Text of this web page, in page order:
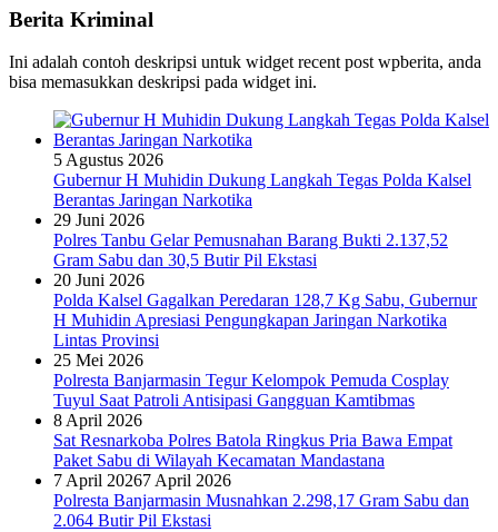
Berita Kriminal
Ini adalah contoh deskripsi untuk widget recent post wpberita, anda
bisa memasukkan deskripsi pada widget ini.
5 Agustus 2026
Gubernur H Muhidin Dukung Langkah Tegas Polda Kalsel
Berantas Jaringan Narkotika
29 Juni 2026
Polres Tanbu Gelar Pemusnahan Barang Bukti 2.137,52
Gram Sabu dan 30,5 Butir Pil Ekstasi
20 Juni 2026
Polda Kalsel Gagalkan Peredaran 128,7 Kg Sabu, Gubernur
H Muhidin Apresiasi Pengungkapan Jaringan Narkotika
Lintas Provinsi
25 Mei 2026
Polresta Banjarmasin Tegur Kelompok Pemuda Cosplay
Tuyul Saat Patroli Antisipasi Gangguan Kamtibmas
8 April 2026
Sat Resnarkoba Polres Batola Ringkus Pria Bawa Empat
Paket Sabu di Wilayah Kecamatan Mandastana
7 April 20267 April 2026
Polresta Banjarmasin Musnahkan 2.298,17 Gram Sabu dan
2.064 Butir Pil Ekstasi